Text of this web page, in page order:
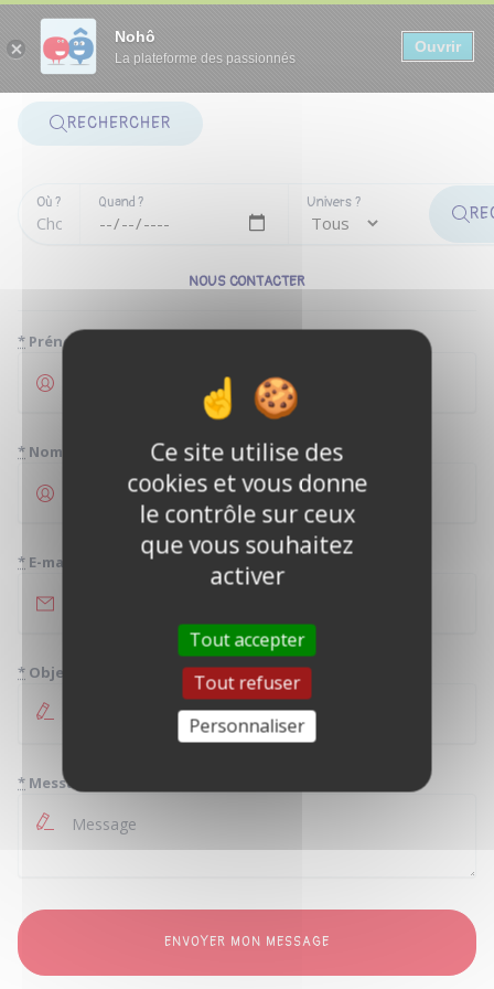
Nohô
La plateforme des passionnés
Ouvrir
RECHERCHER
Où ? Quand ? Univers ?
NOUS CONTACTER
* Prénom
* Nom
* E-mail
* Objet
* Message
ENVOYER MON MESSAGE
Panneau de gestion des cookies
Ce site utilise des
cookies et vous donne
le contrôle sur ceux
que vous souhaitez
activer
Tout accepter
Tout refuser
Personnaliser